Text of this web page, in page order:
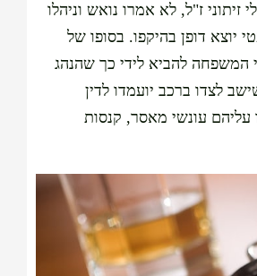
ז"ל, לא אמרו נואש וניהלו
יוצא דופן בהיקפו. בסופו של
המשפחה להביא לידי כך שהנהג
לצדו ברכב יועמדו לדין
עליהם עונשי מאסר, קנסות